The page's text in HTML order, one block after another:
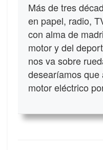
Más de tres
en papel, radio,
con alma de
motor y del
nos va sobre
desearíamos
motor eléctrico